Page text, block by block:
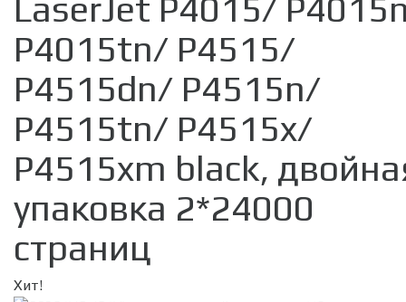
LaserJet P4015/
P4015tn/ P4515/
P4515dn/ P4515n/
P4515tn/ P4515x/
P4515xm black,
упаковка 2*24000
страниц
Хит!